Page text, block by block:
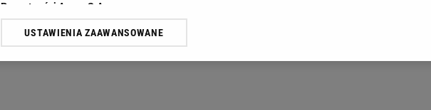
Prywatności Agora S.A.
Klikając „Akceptuję” wyrażasz też zgodę na zainstalowanie i przechowywanie plików cookie
USTAWIENIA ZAAWANSOWANE